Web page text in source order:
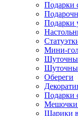
Подарки
Подарки
Мини-
Обереги
Подарки
Мешочки
Шарики